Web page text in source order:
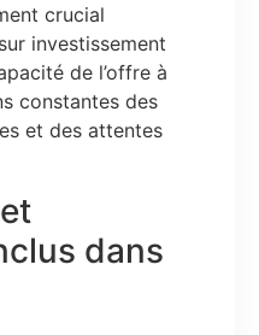
crucial
investissement
de l’offre à
constantes des
et des attentes
dans